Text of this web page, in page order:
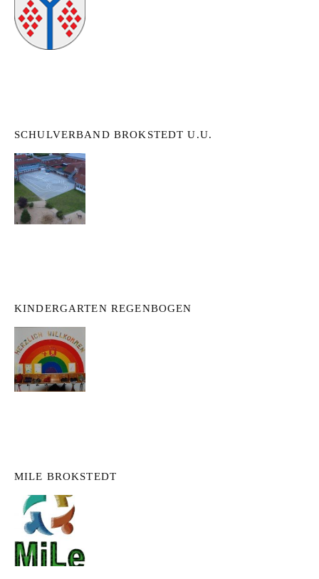
SCHULVERBAND BROKSTEDT U.U.
KINDERGARTEN REGENBOGEN
MILE BROKSTEDT